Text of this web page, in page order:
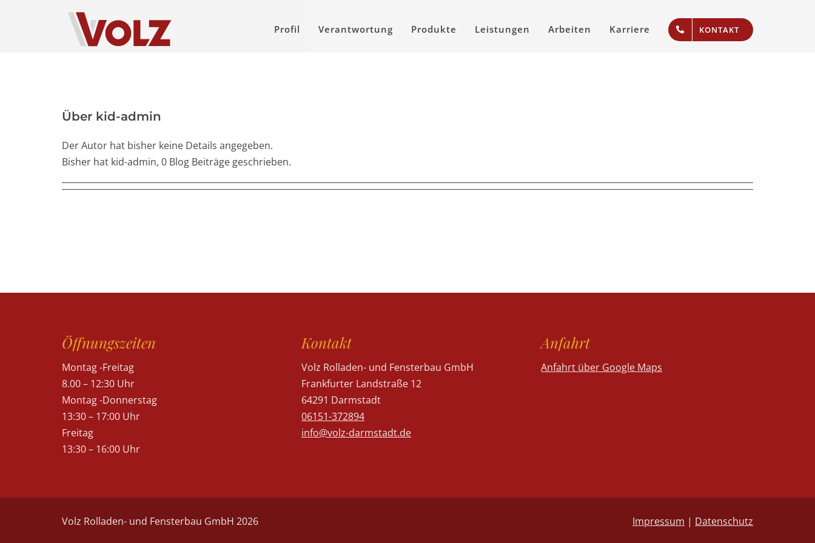
Profil Verantwortung Produkte Leistungen Arbeiten Karriere KONTAKT
Über kid-admin
Der Autor hat bisher keine Details angegeben.
Bisher hat kid-admin, 0 Blog Beiträge geschrieben.
Öffnungszeiten
Montag -Freitag
8.00 – 12:30 Uhr
Montag -Donnerstag
13:30 – 17:00 Uhr
Freitag
13:30 – 16:00 Uhr
Kontakt
Volz Rolladen- und Fensterbau GmbH
Frankfurter Landstraße 12
64291 Darmstadt
06151-372894
info@volz-darmstadt.de
Anfahrt
Anfahrt über Google Maps
Volz Rolladen- und Fensterbau GmbH 2026 Impressum | Datenschutz